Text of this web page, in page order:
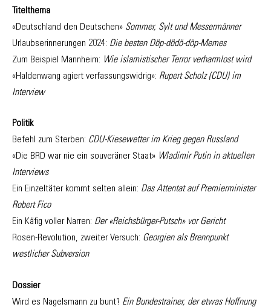
Titelthema
«Deutschland den Deutschen» Sommer, Sylt und Messermänner
Urlaubserinnerungen 2024: Die besten Döp-dödö-döp-Memes
Zum Beispiel Mannheim: Wie islamistischer Terror verharmlost wird
«Haldenwang agiert verfassungswidrig»: Rupert Scholz (CDU) im
Interview
Politik
Befehl zum Sterben: CDU-Kiesewetter im Krieg gegen Russland
«Die BRD war nie ein souveräner Staat» Wladimir Putin in aktuellen
Interviews
Ein Einzeltäter kommt selten allein: Das Attentat auf Premierminister
Robert Fico
Ein Käfig voller Narren: Der «Reichsbürger-Putsch» vor Gericht
Rosen-Revolution, zweiter Versuch: Georgien als Brennpunkt
westlicher Subversion
Dossier
Wird es Nagelsmann zu bunt? Ein Bundestrainer, der etwas Hoffnung